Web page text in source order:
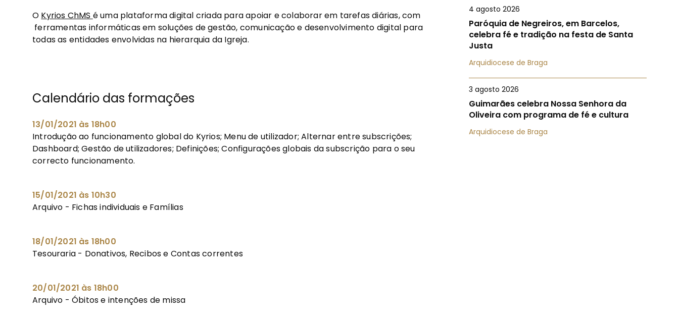
O Kyrios ChMS é uma plataforma digital criada para apoiar e colaborar em tarefas diárias, com
ferramentas informáticas em soluções de gestão, comunicação e desenvolvimento digital para
todas as entidades envolvidas na hierarquia da Igreja.
Calendário das formações
13/01/2021 às 18h00
Introdução ao funcionamento global do Kyrios; Menu de utilizador; Alternar entre subscrições;
Dashboard; Gestão de utilizadores; Definições; Configurações globais da subscrição para o seu
correcto funcionamento.
15/01/2021 às 10h30
Arquivo - Fichas individuais e Famílias
18/01/2021 às 18h00
Tesouraria - Donativos, Recibos e Contas correntes
20/01/2021 às 18h00
Arquivo - Óbitos e intenções de missa
4 agosto 2026
Paróquia de Negreiros, em Barcelos,
celebra fé e tradição na festa de Santa
Justa
Arquidiocese de Braga
3 agosto 2026
Guimarães celebra Nossa Senhora da
Oliveira com programa de fé e cultura
Arquidiocese de Braga